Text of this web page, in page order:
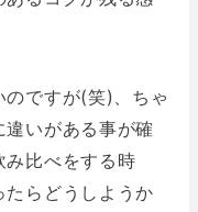
ですが(笑)、ちゃ
いがある事が確
み比べをする時
らどうしようか